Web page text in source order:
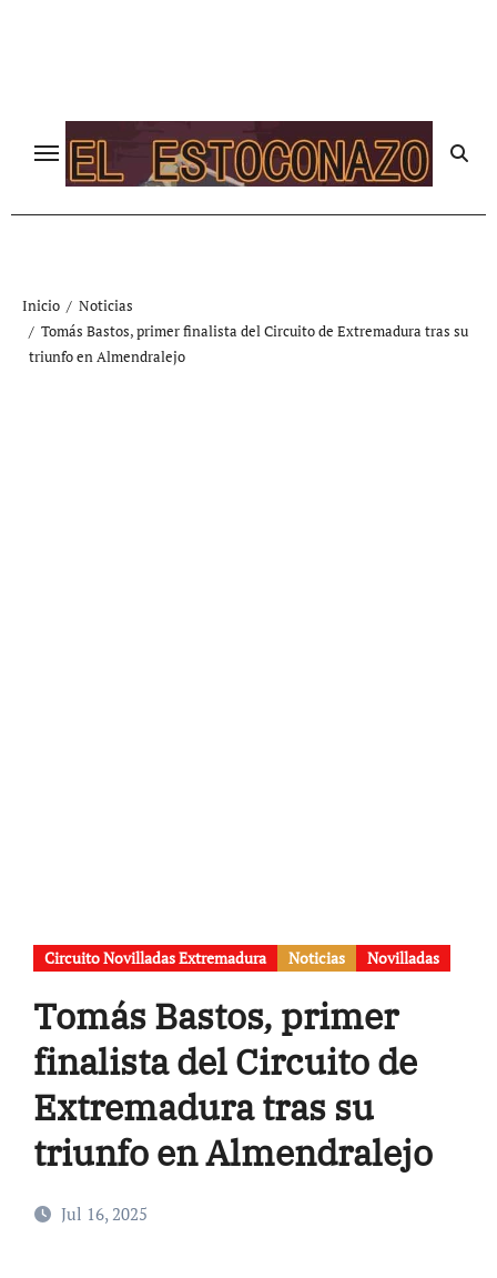
Inicio
Noticias
Tomás Bastos, primer finalista del Circuito de Extremadura tras su
triunfo en Almendralejo
Circuito Novilladas Extremadura Noticias Novilladas
Tomás Bastos, primer
finalista del Circuito de
Extremadura tras su
triunfo en Almendralejo
Jul 16, 2025